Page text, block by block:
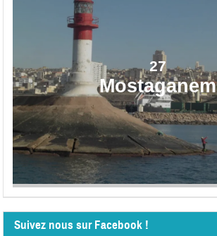
27
Mostaganem
Suivez nous sur Facebook !